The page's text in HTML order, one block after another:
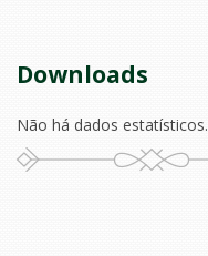
Downloads
Não há dados estatísticos.